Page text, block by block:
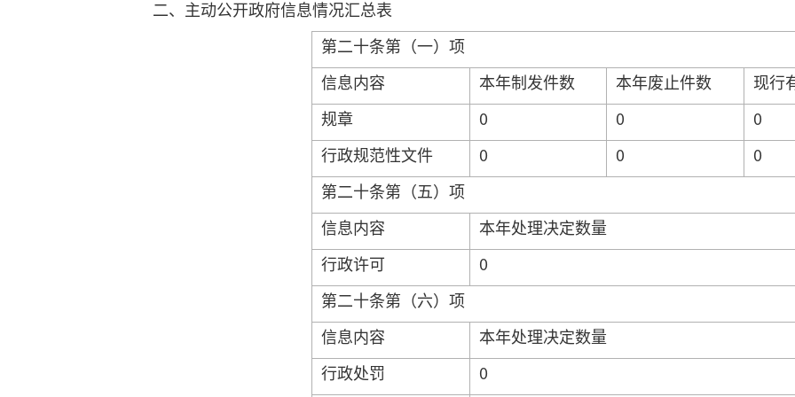
二、主动公开政府信息情况汇总表
第二十条第（一）项
信息内容
本年制发件数 本年废止件数
现行
规章
0 0
0
行政规范性文件
0 0
0
第二十条第（五）项
信息内容
本年处理决定数量
行政许可
0
第二十条第（六）项
信息内容
本年处理决定数量
行政处罚
0